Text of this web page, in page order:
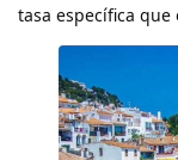
tasa específica